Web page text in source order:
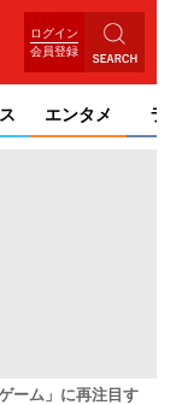
ログイン
会員登録
エンタメ ライ
ーム」に再注目す